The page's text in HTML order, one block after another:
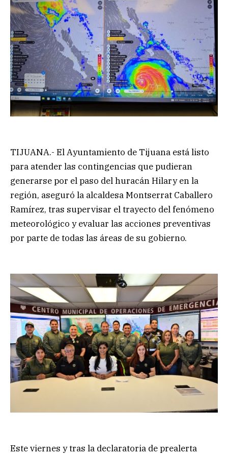
TIJUANA.- El Ayuntamiento de Tijuana está listo
para atender las contingencias que pudieran
generarse por el paso del huracán Hilary en la
región, aseguró la alcaldesa Montserrat Caballero
Ramírez, tras supervisar el trayecto del fenómeno
meteorológico y evaluar las acciones preventivas
por parte de todas las áreas de su gobierno.
Este viernes y tras la declaratoria de prealerta